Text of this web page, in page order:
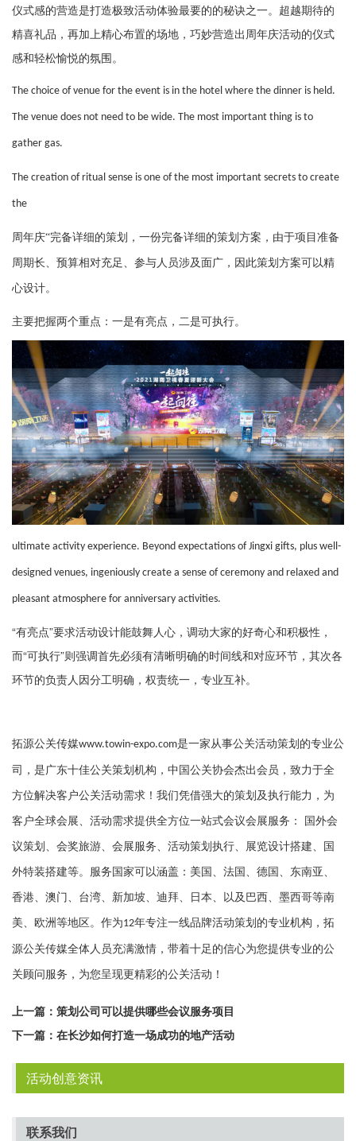
仪式感的营造是打造极致活动体验最要的的秘诀之一。超越期待的
精喜礼品，再加上精心布置的场地，巧妙营造出周年庆活动的仪式
感和轻松愉悦的氛围。
The choice of venue for the event is in the hotel where the dinner is held.
The venue does not need to be wide. The most important thing is to
gather gas.
The creation of ritual sense is one of the most important secrets to create
the
周年庆“完备详细的策划，一份完备详细的策划方案，由于项目准备
周期长、预算相对充足、参与人员涉及面广，因此策划方案可以精
心设计。
主要把握两个重点：一是有亮点，二是可执行。
ultimate activity experience. Beyond expectations of Jingxi gifts, plus well-
designed venues, ingeniously create a sense of ceremony and relaxed and
pleasant atmosphere for anniversary activities.
“有亮点”要求活动设计能鼓舞人心，调动大家的好奇心和积极性，
而“可执行”则强调首先必须有清晰明确的时间线和对应环节，其次各
环节的负责人因分工明确，权责统一，专业互补。
拓源公关传媒www.towin-expo.com是一家从事公关活动策划的专业公
司，是广东十佳公关策划机构，中国公关协会杰出会员，致力于全
方位解决客户公关活动需求！我们凭借强大的策划及执行能力，为
客户全球会展、活动需求提供全方位一站式会议会展服务： 国外会
议策划、会奖旅游、会展服务、活动策划执行、展览设计搭建、国
外特装搭建等。服务国家可以涵盖：美国、法国、德国、东南亚、
香港、澳门、台湾、新加坡、迪拜、日本、以及巴西、墨西哥等南
美、欧洲等地区。作为12年专注一线品牌活动策划的专业机构，拓
源公关传媒全体人员充满激情，带着十足的信心为您提供专业的公
关顾问服务，为您呈现更精彩的公关活动！
上一篇： 策划公司可以提供哪些会议服务项目
下一篇： 在长沙如何打造一场成功的地产活动
活动创意资讯
联系我们